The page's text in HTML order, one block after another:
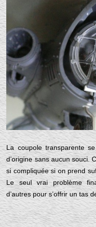
La coupole transparente
d’origine sans aucun souci.
si compliquée si on prend
Le seul vrai problème
d’autres pour s’offrir un tas